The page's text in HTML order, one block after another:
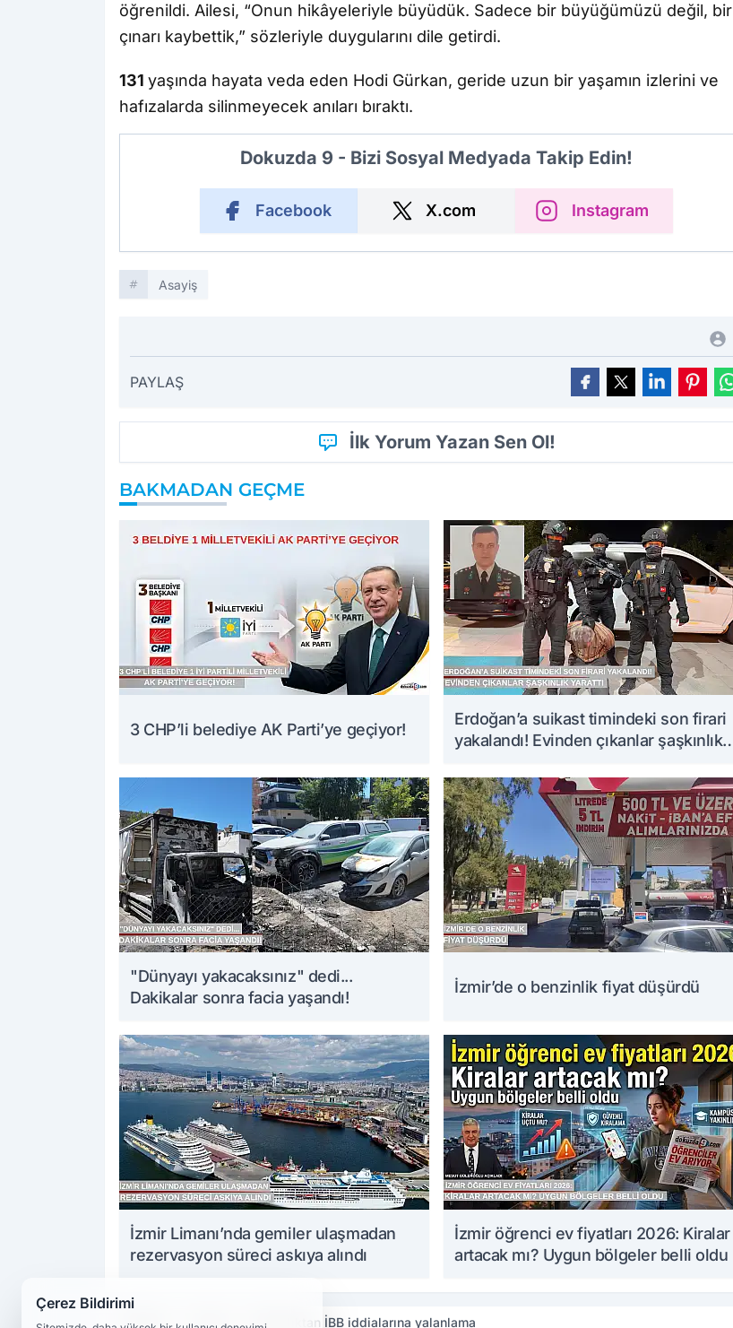
öğrenildi. Ailesi, “Onun hikâyeleriyle büyüdük. Sadece bir büyüğümüzü değil, bir
çınarı kaybettik,” sözleriyle duygularını dile getirdi.
131 yaşında hayata veda eden Hodi Gürkan, geride uzun bir yaşamın izlerini ve
hafızalarda silinmeyecek anıları bıraktı.
Dokuzda 9 - Bizi Sosyal Medyada Takip Edin!
Facebook X.com Instagram
Asayiş
PAYLAŞ
İlk Yorum Yazan Sen Ol!
BAKMADAN GEÇME
3 CHP’li belediye AK Parti’ye geçiyor!
Erdoğan’a suikast timindeki son firari
yakalandı! Evinden çıkanlar şaşkınlık
"Dünyayı yakacaksınız" dedi...
Dakikalar sonra facia yaşandı!
İzmir’de o benzinlik fiyat düşürdü
İzmir Limanı’nda gemiler ulaşmadan
rezervasyon süreci askıya alındı
İzmir öğrenci ev fiyatları 2026: Kiralar
artacak mı? Uygun bölgeler belli oldu
Haberler Siyaset Bakanlıktan İBB iddialarına yalanlama
Çerez Bildirimi